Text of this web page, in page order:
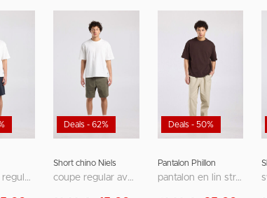
chino short regular fit avec fermeture zippée et bouton
Deals - 62%
Short chino Niels
coupe regular avec poches passepoilées
Deals - 50%
Pantalon Phillon
pantalon en lin straight fit avec taille élastique